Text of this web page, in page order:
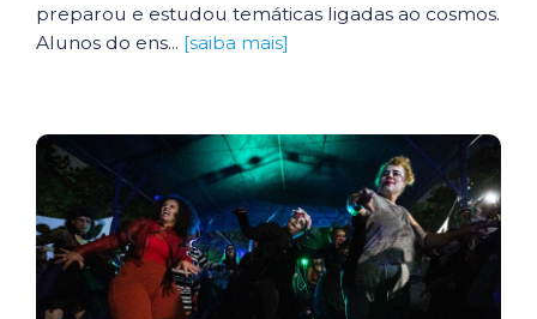
preparou e estudou temáticas ligadas ao cosmos.
Alunos do ens... [saiba mais]